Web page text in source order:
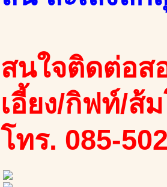
สนใจติดต่อส
เอี้ยง/กิฟท์/ส้
โทร. 085-